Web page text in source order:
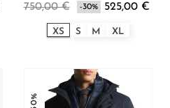
750,00 € -30% 525,00 €
XS S M XL
-30%